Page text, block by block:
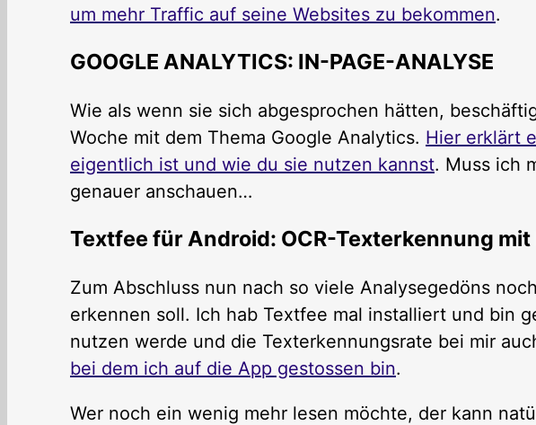
um mehr Traffic auf seine Websites zu bekommen.
GOOGLE ANALYTICS: IN-PAGE-ANALYSE
Wie als wenn sie sich abgesprochen hätten,
Woche mit dem Thema Google Analytics. Hier erklärt
eigentlich ist und wie du sie nutzen kannst. Muss ich
genauer anschauen…
Textfee für Android: OCR-Texterkennung mit
Zum Abschluss nun nach so viele Analysegedöns
erkennen soll. Ich hab Textfee mal installiert und bin
nutzen werde und die Texterkennungsrate bei mir
bei dem ich auf die App gestossen bin.
Wer noch ein wenig mehr lesen möchte, der kann